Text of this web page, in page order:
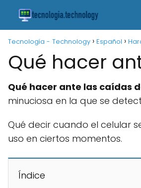
Tecnología - Technology Español
Qué hacer
Qué hacer ante las caídas
minuciosa en la que se
Qué decir cuando el celular
uso en ciertos momentos.
Índice